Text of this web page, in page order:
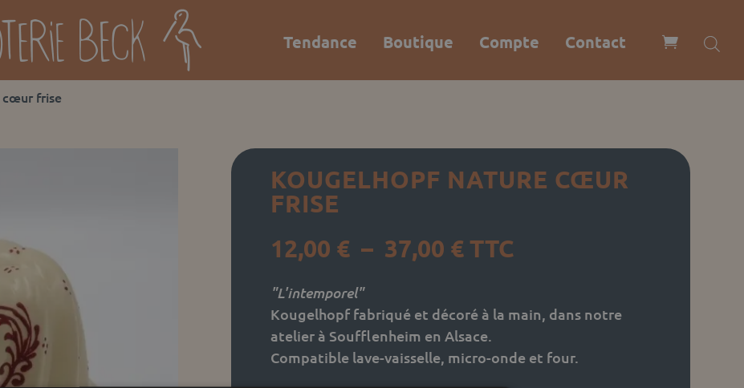
Tendance Boutique Compte Contact
cœur frise
KOUGELHOPF NATURE CŒUR
FRISE
12,00 € – 37,00 €Plage
12,00 €
à
37,00 €
TTC
"L'intemporel"
Kougelhopf fabriqué et décoré à la main, dans notre
atelier à Soufflenheim en Alsace.
Compatible lave-vaisselle, micro-onde et four.